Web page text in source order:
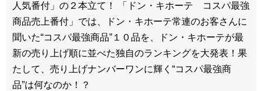
人気番付」の２本立て！ 「ドン・キホーテ コスパ最強
商品売上番付」では、ドン・キホーテ常連のお客さんに
聞いた“コスパ最強商品”１０品を、ドン・キホーテが最
新の売り上げ順に並べた独自のランキングを大発表！果
たして、売り上げナンバーワンに輝く“コスパ最強商
品”は何なのか！？